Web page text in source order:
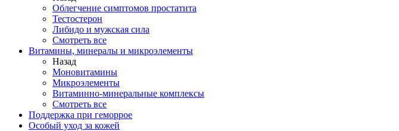
Облегчение симптомов простатита
Тестостерон
Либидо и мужская сила
Смотреть все
Витамины, минералы и микроэлементы
Назад
Моновитамины
Микроэлементы
Витаминно-минеральные комплексы
Смотреть все
Поддержка при геморрое
Особый уход за кожей